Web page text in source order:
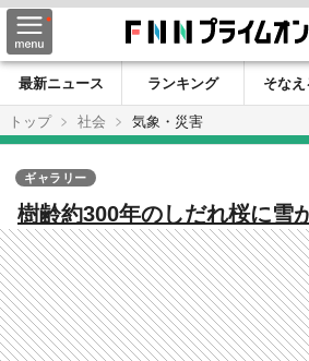
最新ニュース ランキング そな
トップ
社会 気象・災害
樹齢約300年のしだれ桜に
ン最強寒波で宮崎でも雪景
遊びで大はしゃぎ
ギャラリー